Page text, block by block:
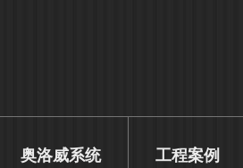
奥洛威系统 工程案例